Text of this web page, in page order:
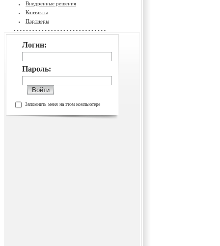
Внедренные решения
Контакты
Партнеры
Логин:
Пароль:
Запомнить меня на этом компьютере